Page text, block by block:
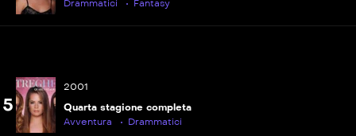
Il fantasma assassino
S01E21
Drammatici
Fantasy
5
2001
Quarta stagione completa
Avventura
Drammatici